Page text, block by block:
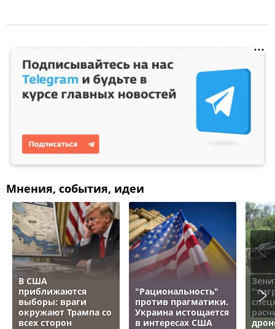
Мнения, события, идеи
В США
приближаются
выборы: враги
окружают Трампа со
всех сторон
"Рациональность"
против прагматики.
Украина истощается
в интересах США